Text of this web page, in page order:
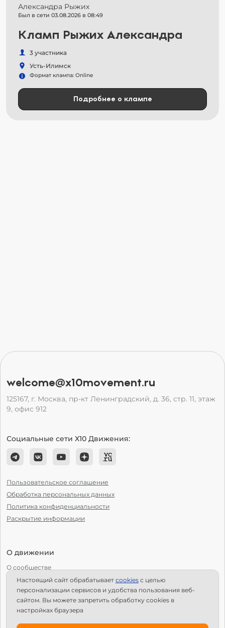
Александра Рыжих
Был в сети 03.08.2026 в 08:49
Кламп Рыжих Александра
3 участника
Усть-Илимск
Формат клампа: Online
Подробнее о клампе
welcome@x10movement.ru
125167, г. Москва, пр-кт Ленинградский, д. 36, стр. 11, этаж
9, офис 912
Социальные сети Х10 Движения:
Пользовательское соглашение
Обработка персональных данных
Политика конфиденциальности
Раскрытие информации
О движении
О сообществе
С чего начать?
Структура Х10
Как стать региональным лидером?
Настоящий сайт обрабатывает сookies с целью
персонализации сервисов и удобства пользования веб-
сайтом. Вы можете запретить обработку сookies в
настройках браузера